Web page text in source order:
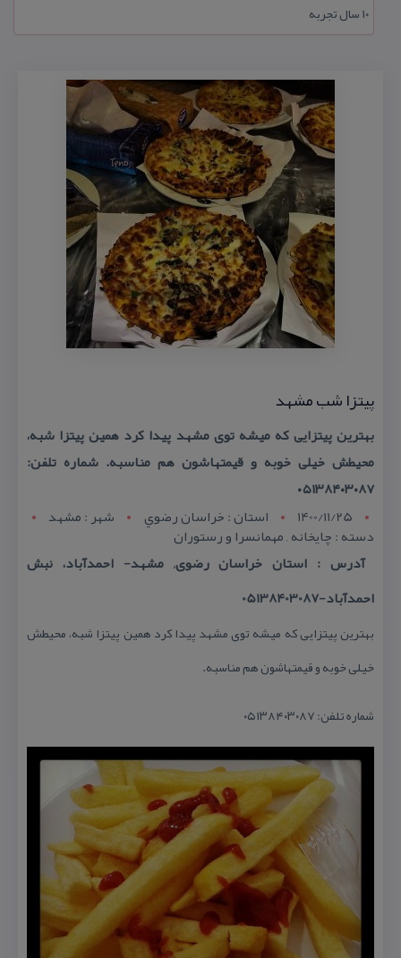
۱۰ سال تجربه
پیتزا شب مشهد
بهترین پیتزایی كه میشه توی مشهد پیدا كرد همین پیتزا شبه،
محیطش خیلی خوبه و قیمتهاشون هم مناسبه. شماره تلفن:
۰۵۱۳۸۴۰۳۰۸۷
1400/11/25
استان : خراسان رضوي شهر : مشهد
دسته : چایخانه , مهمانسرا و رستوران
آدرس : استان خراسان رضوی, مشهد- احمدآباد، نبش
احمدآباد-05138403087
بهترین پیتزایی كه میشه توی مشهد پیدا كرد همین پیتزا شبه، محیطش
خیلی خوبه و قیمتهاشون هم مناسبه.
شماره تلفن: ۰۵۱۳۸۴۰۳۰۸۷